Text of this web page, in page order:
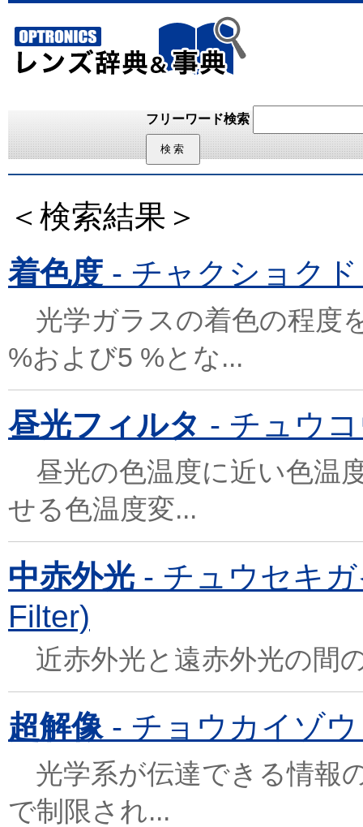
フリーワード検索
＜検索結果＞
着色度 - チャクショク
光学ガラスの着色の程度
%および5 %とな...
昼光フィルタ - チュウ
昼光の色温度に近い色温
せる色温度変...
中赤外光 - チュウセキ
Filter)
近赤外光と遠赤外光の間
超解像- チョウカイゾ
光学系が伝達できる情報
で制限され...